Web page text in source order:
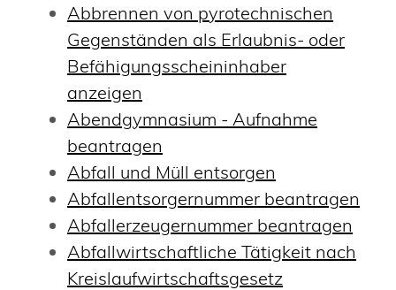
Abbrennen von pyrotechnischen
Gegenständen als Erlaubnis- oder
Befähigungsscheininhaber
anzeigen
Abendgymnasium - Aufnahme
beantragen
Abfall und Müll entsorgen
Abfallentsorgernummer beantragen
Abfallerzeugernummer beantragen
Abfallwirtschaftliche Tätigkeit nach
Kreislaufwirtschaftsgesetz